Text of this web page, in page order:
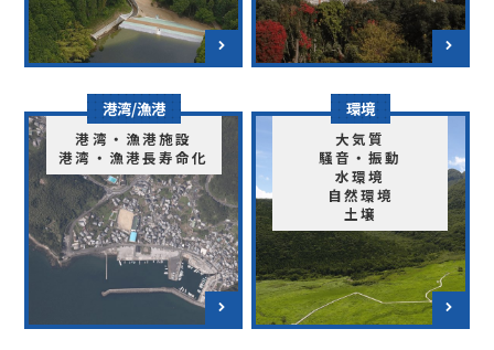
港湾/漁港
港湾・漁港施設
港湾・漁港長寿命化
環境
大気質
騒音・振動
水環境
自然環境
土壌